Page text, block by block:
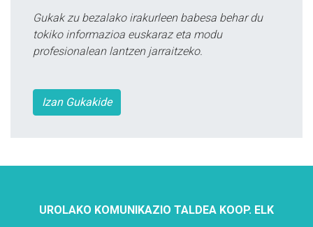
Gukak zu bezalako irakurleen babesa behar du
tokiko informazioa euskaraz eta modu
profesionalean lantzen jarraitzeko.
Izan Gukakide
UROLAKO KOMUNIKAZIO TALDEA KOOP. ELK